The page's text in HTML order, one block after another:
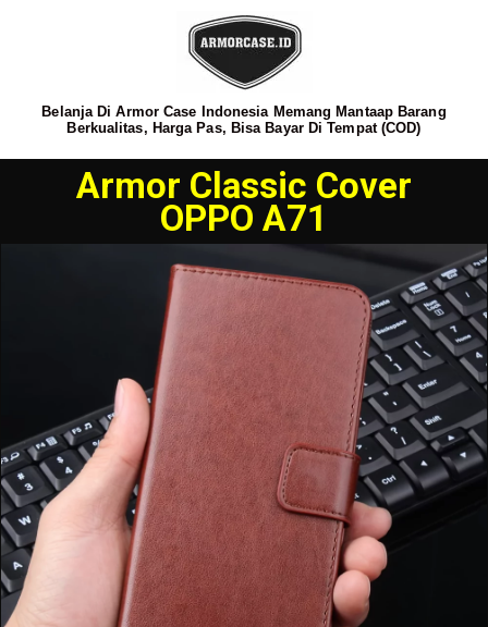
Belanja Di Armor Case Indonesia Memang Mantaap Barang
Berkualitas, Harga Pas, Bisa Bayar Di Tempat (COD)
Armor Classic Cover
OPPO A71